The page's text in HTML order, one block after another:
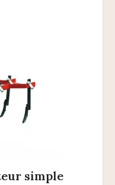
simple